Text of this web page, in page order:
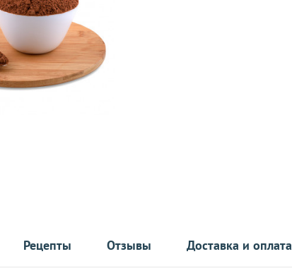
Рецепты Отзывы Доставка и оплата